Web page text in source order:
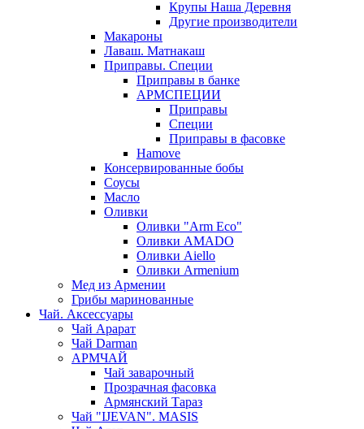
Крупы Наша Деревня
Другие производители
Макароны
Лаваш. Матнакаш
Приправы. Специи
Приправы в банке
АРМСПЕЦИИ
Приправы
Специи
Приправы в фасовке
Hamove
Консервированные бобы
Соусы
Масло
Оливки
Оливки "Arm Eco"
Оливки AMADO
Оливки Aiello
Оливки Armenium
Мед из Армении
Грибы маринованные
Чай. Аксессуары
Чай Арарат
Чай Darman
АРМЧАЙ
Чай заварочный
Прозрачная фасовка
Армянский Тараз
Чай "IJEVAN". MASIS